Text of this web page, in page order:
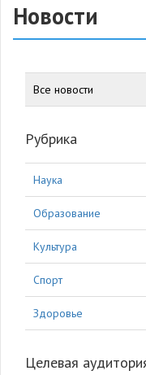
Новости
Все новости
Рубрика
Наука
Образование
Культура
Спорт
Здоровье
Целевая